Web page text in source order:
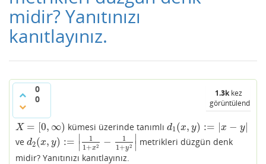
midir? Yanıtınızı
kanıtlayınız.
0
0
1.3kkez
görüntülendi
X = [0, ∞)
X= [0, ) kümesi üzerinde tanımlı d1(x, y) := |x − y|
d1 (x,y ):=| x−y |
ve d2(x, y) := ∣
∣
1
1+x2 −
1
1+y2
∣
∣
d2(x,y ):=| 11+ x 2−11 +y2 |
metrikleri düzgün denk
midir? Yanıtınızı kanıtlayınız.